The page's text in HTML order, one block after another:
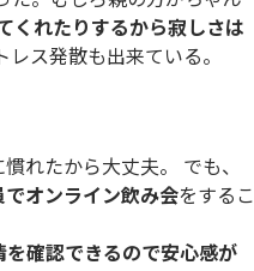
くれたりするから寂しさは
ス発散も出来ている。
れたから大丈夫。 でも、
オンライン飲み会をするこ
確認できるので安心感が